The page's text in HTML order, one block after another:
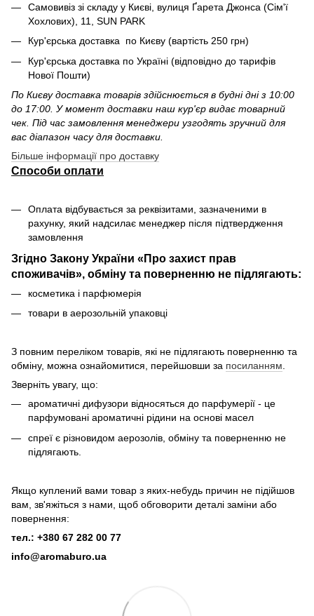
Самовивіз зі складу у Києві, вулиця Ґарета Джонса (Сім'ї
Хохлових), 11, SUN PARK
Кур'єрська доставка по Києву (вартість 250 грн)
Кур'єрська доставка по Україні (відповідно до тарифів
Нової Пошти)
По Києву доставка товарів здійснюється в будні дні з 10:00
до 17:00. У момент доставки наш кур'єр видає товарний
чек. Під час замовлення менеджери узгодять зручний для
вас діапазон часу для доставки.
Більше інформації про доставку
Способи оплати
Оплата відбувається за реквізитами, зазначеними в
рахунку, який надсилає менеджер після підтвердження
замовлення
Згідно Закону України «Про захист прав
споживачів», обміну та поверненню не підлягають:
косметика і парфюмерія
товари в аерозольній упаковці
З повним переліком товарів, які не підлягають поверненню та
обміну, можна ознайомитися, перейшовши за посиланням.
Зверніть увагу, що:
ароматичні дифузори відносяться до парфумерії - це
парфумовані ароматичні рідини на основі масел
спреї є різновидом аерозолів, обміну та поверненню не
підлягають.
Якщо куплений вами товар з яких-небудь причин не підійшов
вам, зв'яжіться з нами, щоб обговорити деталі заміни або
повернення:
тел.: +380 67 282 00 77
info@aromaburo.ua